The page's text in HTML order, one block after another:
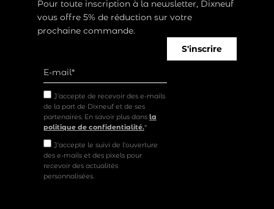
Pour toute inscription à la newsletter, Dixneuf
vous offre 5% de réduction sur votre
prochaine commande.
J’accepte de recevoir des e-mails
de la part de Dixneuf et de ses
partenaires. En savoir plus dans la
politique de confidentialité.*
J'accepte le suivi de l'ouverture
des e-mails et des pixels pour
recevoir des actualités
personnalisées.
S'inscrire